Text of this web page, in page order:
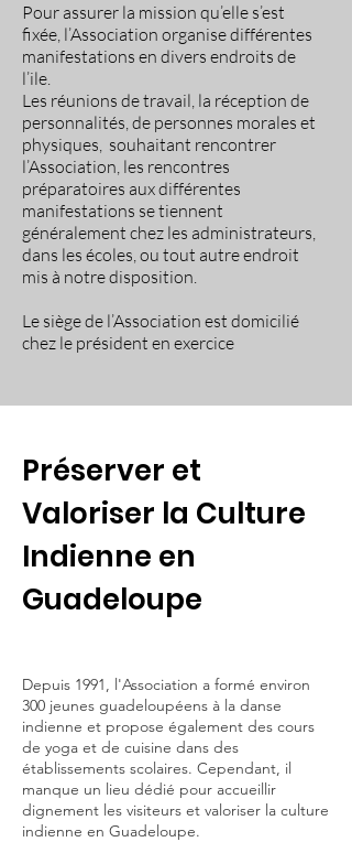
Pour assurer la mission qu’elle s’est
fixée, l’Association organise différentes
manifestations en divers endroits de
l’ile.
Les réunions de travail, la réception de
personnalités, de personnes morales et
physiques, souhaitant rencontrer
l’Association, les rencontres
préparatoires aux différentes
manifestations se tiennent
généralement chez les administrateurs,
dans les écoles, ou tout autre endroit
mis à notre disposition.
Le siège de l’Association est domicilié
chez le président en exercice
Préserver et
Valoriser la Culture
Indienne en
Guadeloupe
Depuis 1991, l'Association a formé environ
300 jeunes guadeloupéens à la danse
indienne et propose également des cours
de yoga et de cuisine dans des
établissements scolaires. Cependant, il
manque un lieu dédié pour accueillir
dignement les visiteurs et valoriser la culture
indienne en Guadeloupe.